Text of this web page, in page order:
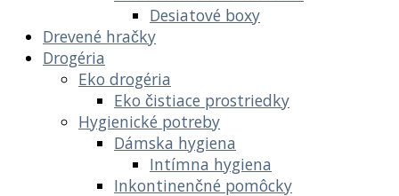
Desiatové boxy
Drevené hračky
Drogéria
Eko drogéria
Eko čistiace prostriedky
Hygienické potreby
Dámska hygiena
Intímna hygiena
Inkontinenčné pomôcky